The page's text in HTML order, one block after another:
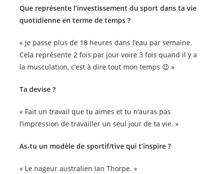
Que représente l’investissement du sport dans ta vie
quotidienne en terme de temps ?
« Je passe plus de 18 heures dans l’eau par semaine.
Cela représente 2 fois par jour voire 3 fois quand il y a
la musculation, c’est à dire tout mon temps 😉 »
Ta devise ?
« Fait un travail que tu aimes et tu n’auras pas
l’impression de travailler un seul jour de ta vie. »
As-tu un modèle de sportif/tive qui t’inspire ?
« Le nageur australien Ian Thorpe. »